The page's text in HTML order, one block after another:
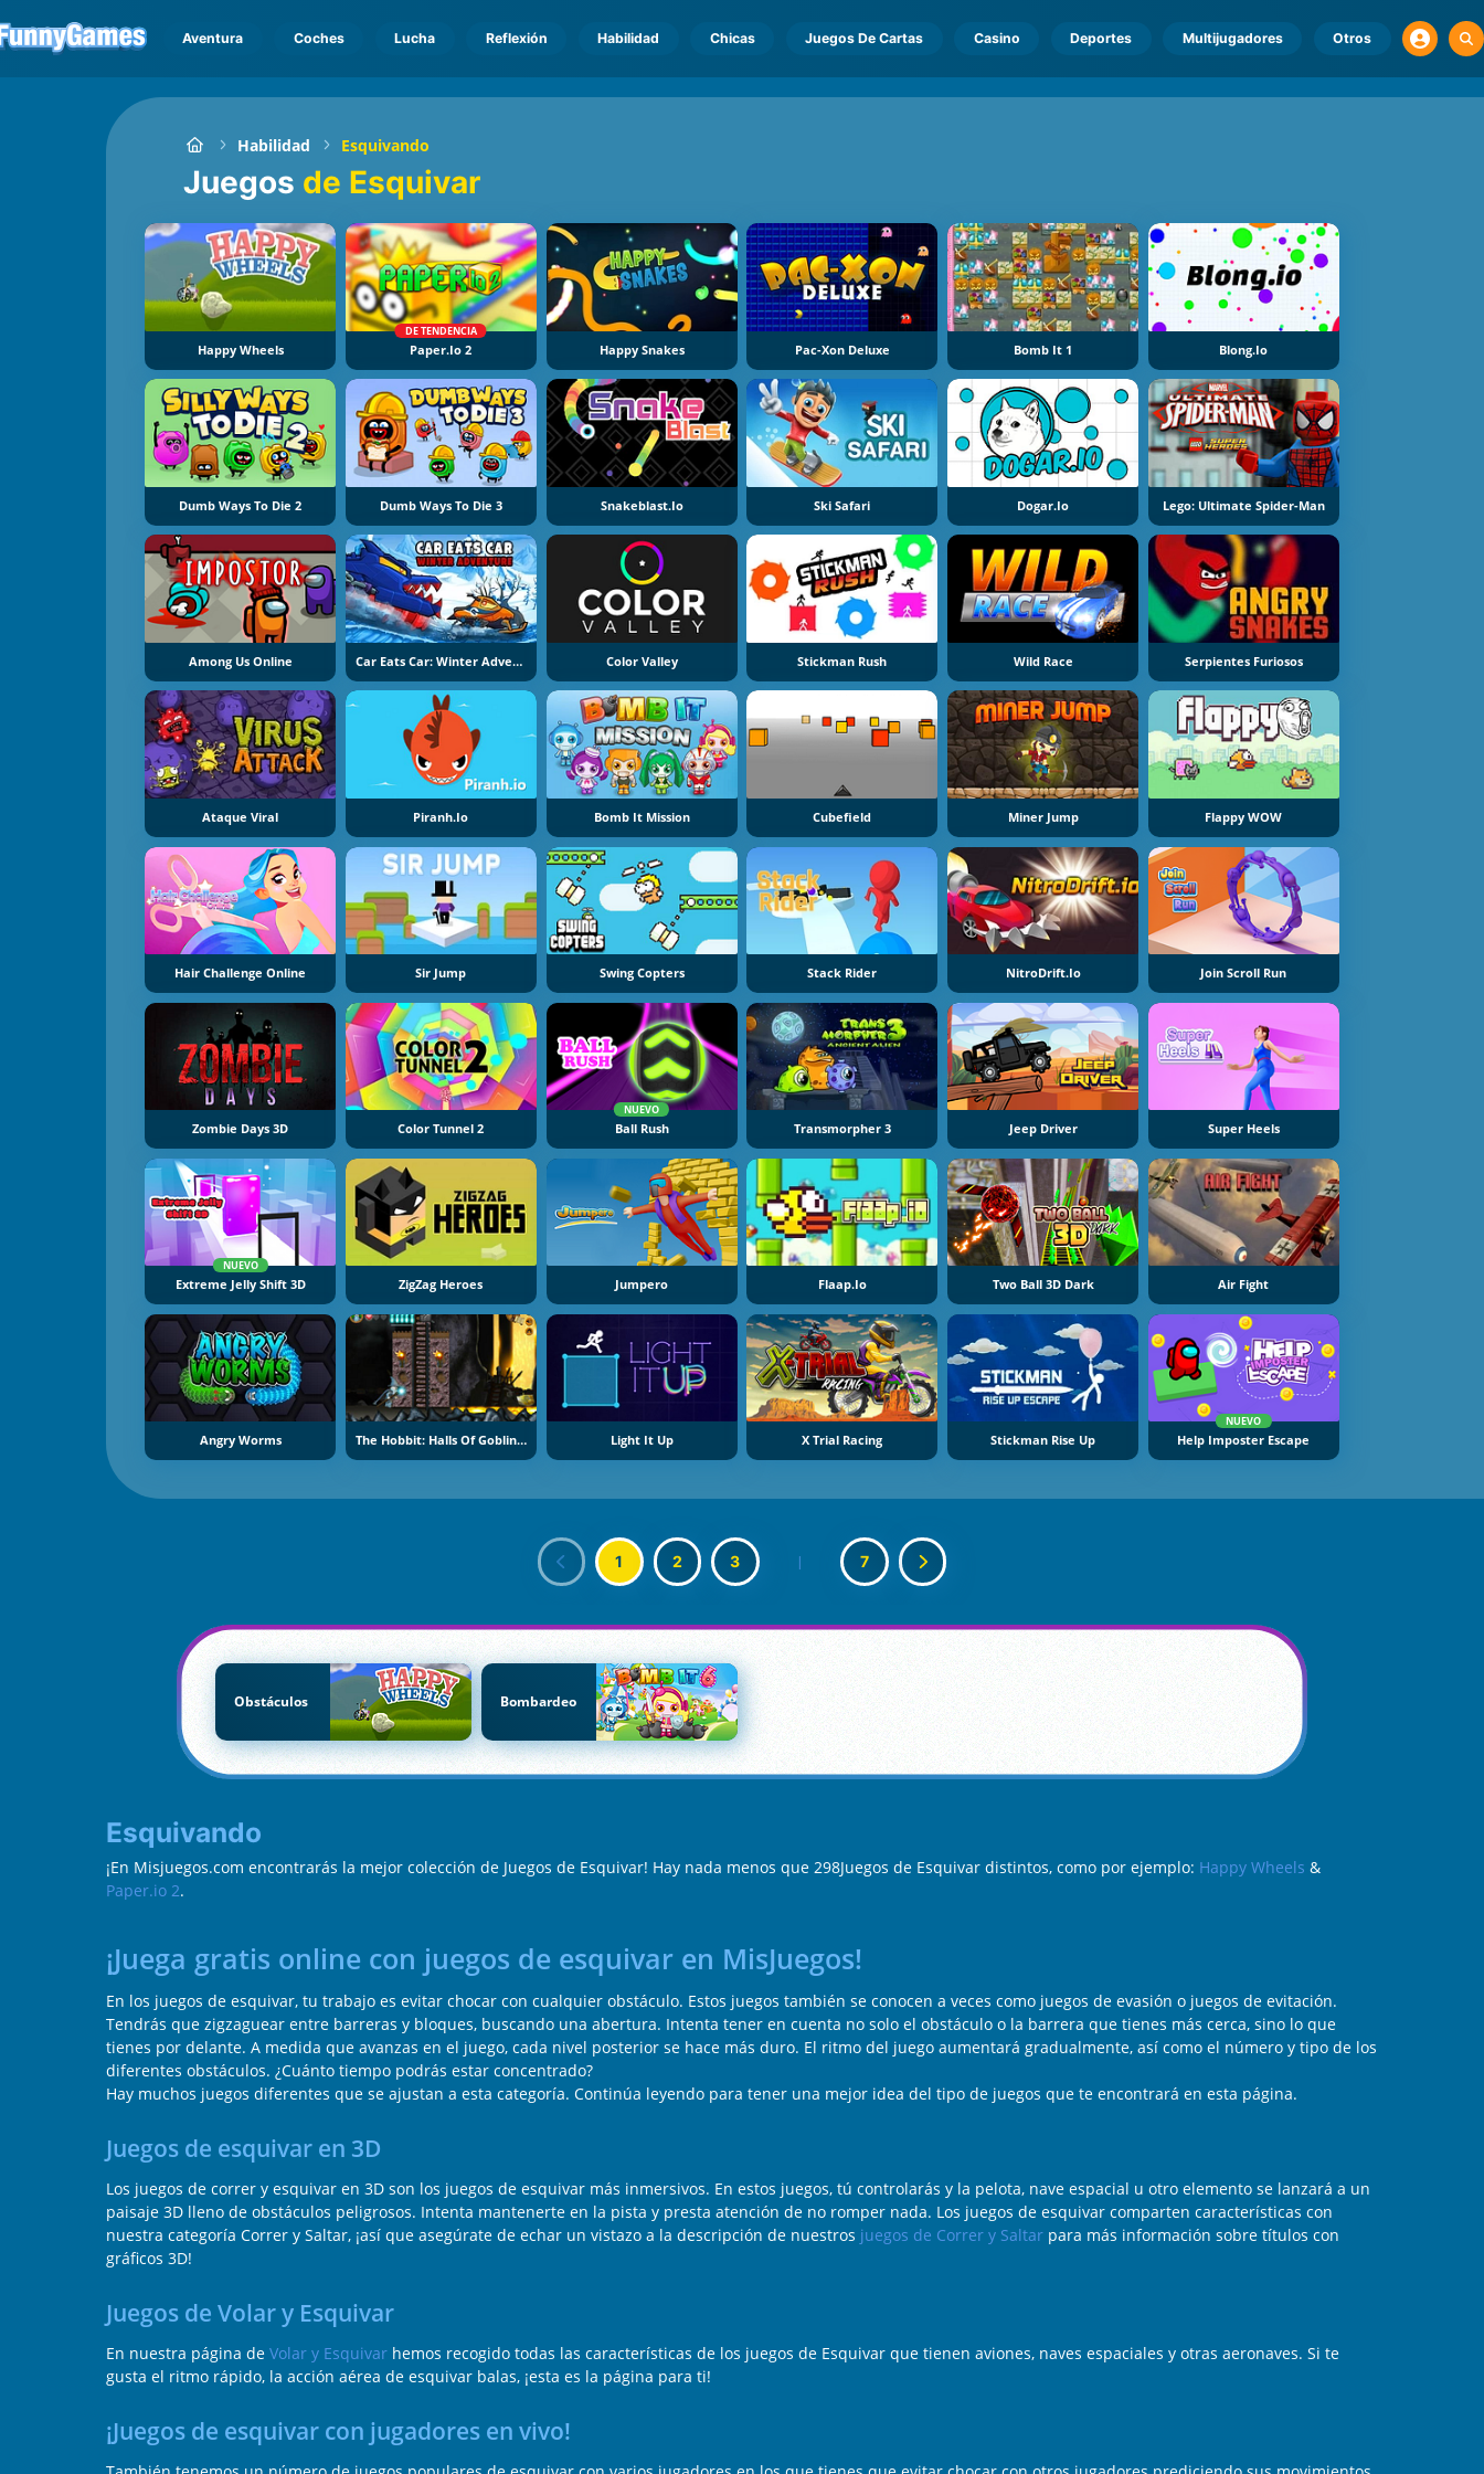
Aventura Coches Lucha Reflexión Habilidad Chicas Juegos De Cartas Casino Deportes Multijugadores Otros
Habilidad Esquivando
Juegos de Esquivar
Happy Wheels
DE TENDENCIA
Paper.io 2 Happy Snakes Pac-Xon Deluxe Bomb It 1 Blong.io
Dumb Ways To Die 2 Dumb Ways To Die 3 Snakeblast.io Ski Safari Dogar.io Lego: Ultimate Spider-Man
Among Us Online Car Eats Car: Winter Adventure Color Valley Stickman Rush Wild Race Serpientes Furiosos
Ataque Viral Piranh.io Bomb It Mission Cubefield Miner Jump Flappy WOW
Hair Challenge Online Sir Jump Swing Copters Stack Rider NitroDrift.io Join Scroll Run
Zombie Days 3D Color Tunnel 2
NUEVO
Ball Rush Transmorpher 3 Jeep Driver Super Heels
NUEVO
Extreme Jelly Shift 3D ZigZag Heroes Jumpero Flaap.io Two Ball 3D Dark Air Fight
Angry Worms The Hobbit: Halls Of Goblin King Light It Up X Trial Racing Stickman Rise Up
NUEVO
Help Imposter Escape
1 2 3 | 7
Obstáculos Bombardeo
Esquivando
¡En Misjuegos.com encontrarás la mejor colección de Juegos de Esquivar! Hay nada menos que 298Juegos de Esquivar distintos, como por ejemplo: Happy Wheels &
Paper.io 2.
¡Juega gratis online con juegos de esquivar en MisJuegos!
En los juegos de esquivar, tu trabajo es evitar chocar con cualquier obstáculo. Estos juegos también se conocen a veces como juegos de evasión o juegos de evitación.
Tendrás que zigzaguear entre barreras y bloques, buscando una abertura. Intenta tener en cuenta no solo el obstáculo o la barrera que tienes más cerca, sino lo que
tienes por delante. A medida que avanzas en el juego, cada nivel posterior se hace más duro. El ritmo del juego aumentará gradualmente, así como el número y tipo de los
diferentes obstáculos. ¿Cuánto tiempo podrás estar concentrado?
Hay muchos juegos diferentes que se ajustan a esta categoría. Continúa leyendo para tener una mejor idea del tipo de juegos que te encontrará en esta página.
Juegos de esquivar en 3D
Los juegos de correr y esquivar en 3D son los juegos de esquivar más inmersivos. En estos juegos, tú controlarás y la pelota, nave espacial u otro elemento se lanzará a un
paisaje 3D lleno de obstáculos peligrosos. Intenta mantenerte en la pista y presta atención de no romper nada. Los juegos de esquivar comparten características con
nuestra categoría Correr y Saltar, ¡así que asegúrate de echar un vistazo a la descripción de nuestros juegos de Correr y Saltar para más información sobre títulos con
gráficos 3D!
Juegos de Volar y Esquivar
En nuestra página de Volar y Esquivar hemos recogido todas las características de los juegos de Esquivar que tienen aviones, naves espaciales y otras aeronaves. Si te
gusta el ritmo rápido, la acción aérea de esquivar balas, ¡esta es la página para ti!
¡Juegos de esquivar con jugadores en vivo!